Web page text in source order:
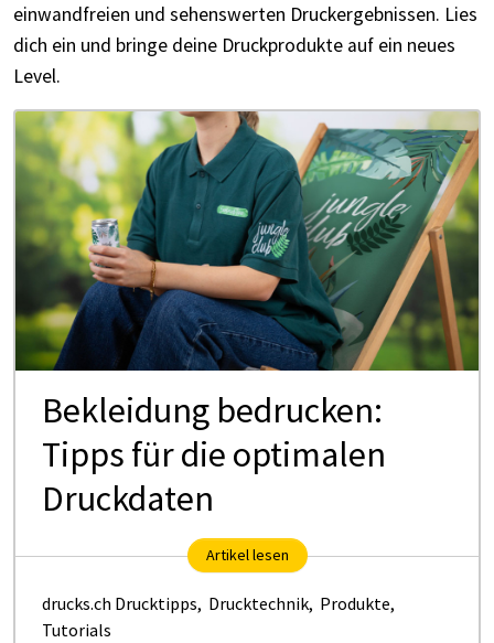
einwandfreien und sehenswerten Druckergebnissen. Lies
dich ein und bringe deine Druckprodukte auf ein neues
Level.
Be­klei­dung be­dru­cken:
Tipps für die op­ti­ma­len
Druck­da­ten
Artikel lesen
drucks.ch Drucktipps, Drucktechnik, Produkte,
Tutorials